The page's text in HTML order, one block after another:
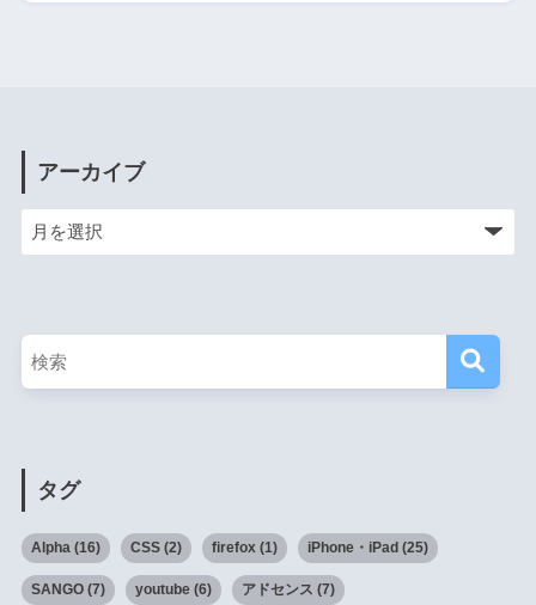
アーカイブ
タグ
Alpha (16) CSS(2) firefox (1) iPhone・iPad(25)
SANGO(7) youtube(6) アドセンス (7)